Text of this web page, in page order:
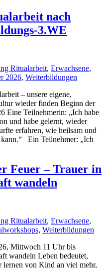
nach
3.WE
Ritualarbeit, Erwachsene,
2026, Weiterbildungen
– unsere eigene,
wieder finden Beginn der
Eine Teilnehmerin: „Ich habe
und habe gelernt, wieder
erfahren, wie heilsam und
Ein Teilnehmer: „Ich
Feuer – Trauer in
wandeln
Ritualarbeit, Erwachsene,
, Weiterbildungen
Mittwoch 11 Uhr bis
wandeln Leben bedeutet,
lernen von Kind an viel mehr,